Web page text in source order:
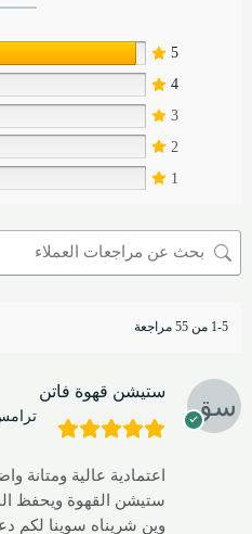
5
4
3
2
1
1-5 من 55 مراجعة
ستيشن قهوة فاتن
اعتمادية عالية
ستيشن القهوة ويحفظ
وين شريناه سوينا لكم